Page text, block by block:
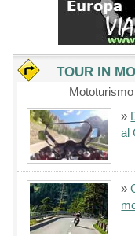
TOUR IN
»
al
»